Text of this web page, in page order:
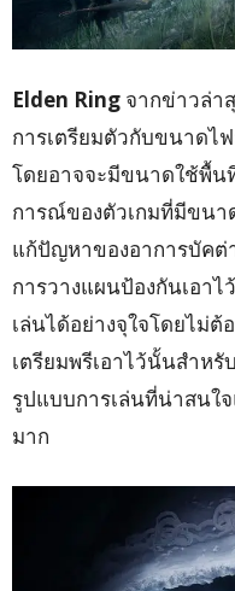
Elden Ring จากข่าวล่า
การเตรียมตัวกับขนาดไ
โดยอาจจะมีขนาดใช้พื้น
การณ์ของตัวเกมที่มีขนา
แก้ปัญหาของอาการบัคต่
การวางแผนป้องกันเอา
เล่นได้อย่างจุใจโดยไม่
เตรียมพรีเอาไว้นั้นสำห
รูปแบบการเล่นที่น่าสนใ
มาก